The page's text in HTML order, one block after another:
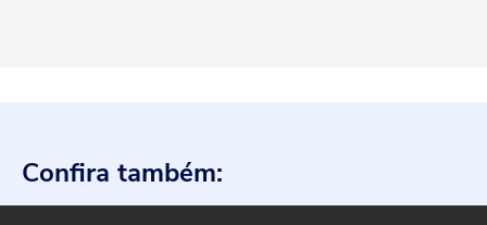
Confira também: